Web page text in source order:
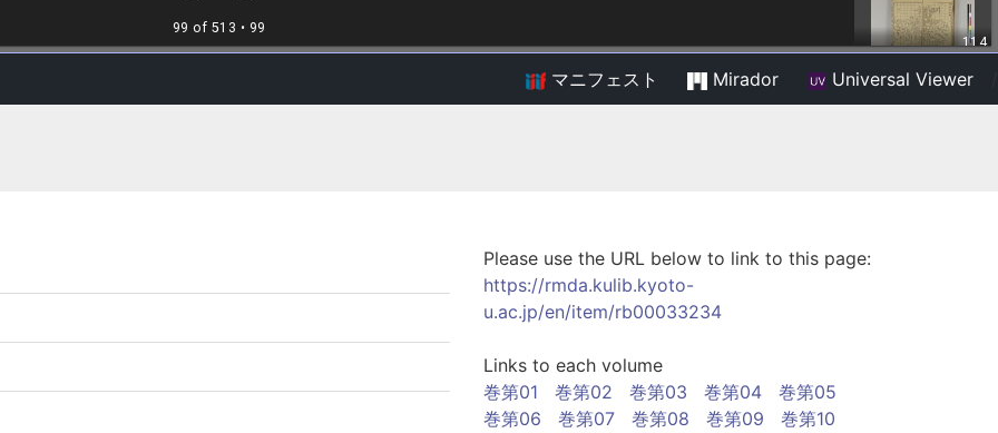
マニフェスト Mirador Universal Viewer
Please use the URL below to link to this page:
https://rmda.kulib.kyoto-
u.ac.jp/en/item/rb00033234
Links to each volume
巻第01
巻第02 巻第03 巻第04
巻第05
巻第06
巻第07 巻第08 巻第09
巻第10